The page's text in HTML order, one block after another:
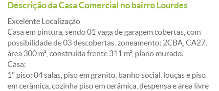
Descrição da Casa Comercial no bairro Lourdes
Excelente Localização
Casa em pintura, sendo 01 vaga de garagem cobertas, com
possibilidade de 03 descobertas, zoneamento: 2CBA, CA27,
área 300 m², construída frente 311 m², plano murado.
Casa:
1º piso: 04 salas, piso em granito, banho social, louças e piso
em cerâmica, cozinha piso em cerâmica, despensa e área livre